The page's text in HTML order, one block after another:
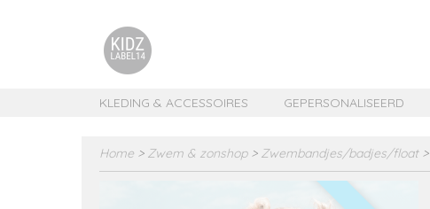
KLEDING & ACCESSOIRES GEPERSONALISEERD
Home > Zwem & zonshop> Zwembandjes/badjes/float>